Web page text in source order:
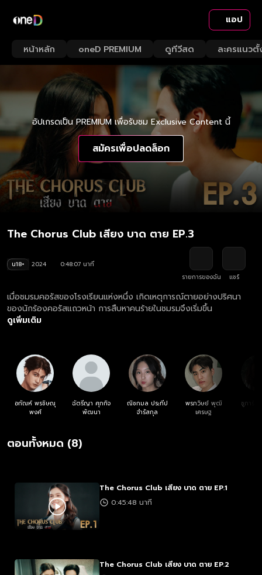
แอป
หน้าหลัก oneD PREMIUM ดูทีวีสด ละครแนวตั้
อัปเกรดเป็น PREMIUM เพื่อรับชม Exclusive Content นี้
สมัครเพื่อปลดล็อก
The Chorus Club เสียง บาด ตาย EP.3
น18+ 2024
0:48:07 นาที
รายการของฉัน
แชร์
เมื่อชมรมคอรัสของโรงเรียนแห่งหนึ่ง เกิดเหตุการณ์ตายอย่างปริศนา
ของนักร้องคอรัสแถวหน้า การสืบหาคนร้ายในชมรมจึงเริ่มขึ้น
ดูเพิ่มเติม
อกัณห์ พรชิษณุ
พงศ์
ฉัตรีญา ศุภกิจ
พัฒนา
ณิชกมล ประทีป
จำรัสกุล
พรภวิษย์ พุฒิ
เศรษฐ
ชูการ์ ลี
ตอนทั้งหมด (8)
The Chorus Club เสียง บาด ตาย EP.1
0:45:48 นาที
The Chorus Club เสียง บาด ตาย EP.2